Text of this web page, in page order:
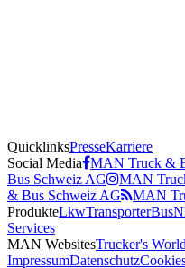
QuicklinksPresseKarriere
Social Media MAN Truck &
Bus Schweiz AG
MAN
& Bus Schweiz AG
MAN
ProdukteLkwTransporterBus
Services
MAN WebsitesTrucker's
ImpressumDatenschutz